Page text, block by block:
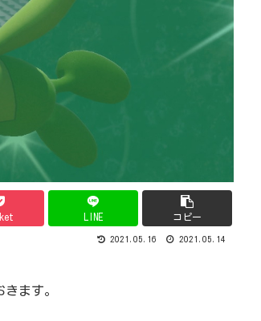
LINE コピー
2021.05.16 2021.05.14
ます。